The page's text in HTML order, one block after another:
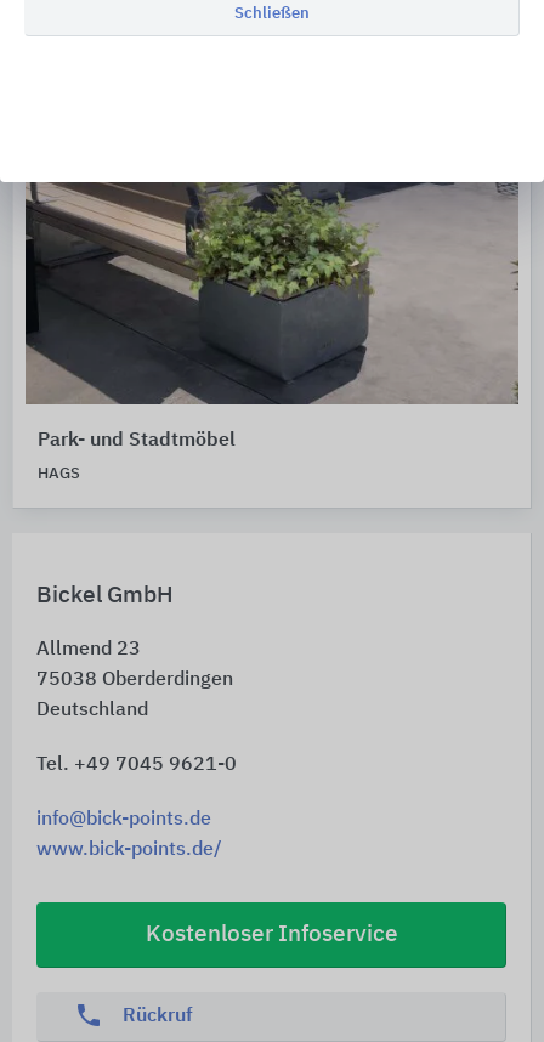
Bickel GmbH
Allmend 23
75038 Oberderdingen
Deutschland
Tel. +49 7045 9621-0
info@bick-points.de
www.bick-points.de/
Kostenloser Infoservice
phone Rückruf
Park- und Stadtmöbel
HAGS
Schließen